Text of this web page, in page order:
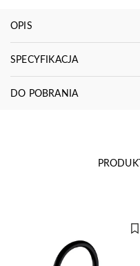
OPIS
SPECYFIKACJA
DO POBRANIA